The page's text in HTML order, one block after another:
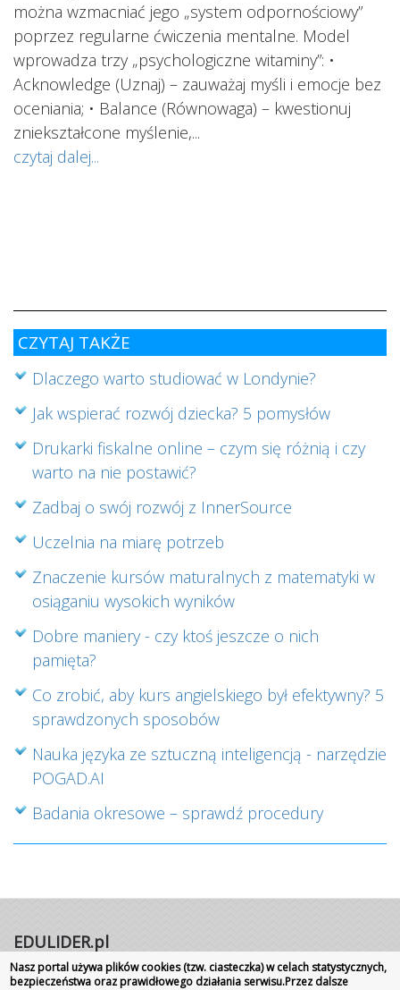
można wzmacniać jego „system odpornościowy”
poprzez regularne ćwiczenia mentalne. Model
wprowadza trzy „psychologiczne witaminy”: •
Acknowledge (Uznaj) – zauważaj myśli i emocje bez
oceniania; • Balance (Równowaga) – kwestionuj
zniekształcone myślenie,...
czytaj dalej...
CZYTAJ TAKŻE
Dlaczego warto studiować w Londynie?
Jak wspierać rozwój dziecka? 5 pomysłów
Drukarki fiskalne online – czym się różnią i czy
warto na nie postawić?
Zadbaj o swój rozwój z InnerSource
Uczelnia na miarę potrzeb
Znaczenie kursów maturalnych z matematyki w
osiąganiu wysokich wyników
Dobre maniery - czy ktoś jeszcze o nich
pamięta?
Co zrobić, aby kurs angielskiego był efektywny? 5
sprawdzonych sposobów
Nauka języka ze sztuczną inteligencją - narzędzie
POGAD.AI
Badania okresowe – sprawdź procedury
EDULIDER.pl
Portal internetowy | Rok założenia 2008
Nasz portal używa plików cookies (tzw. ciasteczka) w celach statystycznych,
bezpieczeństwa oraz prawidłowego działania serwisu.Przez dalsze